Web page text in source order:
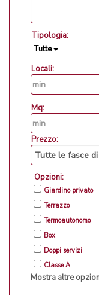
Tipologia:
Tutte
Locali:
Mq:
Prezzo:
Opzioni:
Giardino privato
Terrazzo
Termoautonomo
Box
Doppi servizi
Classe A
Mostra altre